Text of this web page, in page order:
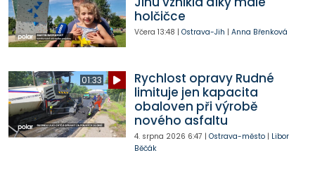
holčičce
Včera 13:48 | Ostrava-Jih | Anna Břenková
01:33
Rychlost opravy Rudné
limituje jen kapacita
obaloven při výrobě
nového asfaltu
4. srpna 2026 6:47 | Ostrava-město| Libor
Běčák